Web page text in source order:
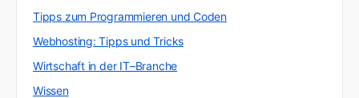
Tipps zum Programmieren und Coden
Webhosting: Tipps und Tricks
Wirtschaft in der IT–Branche
Wissen